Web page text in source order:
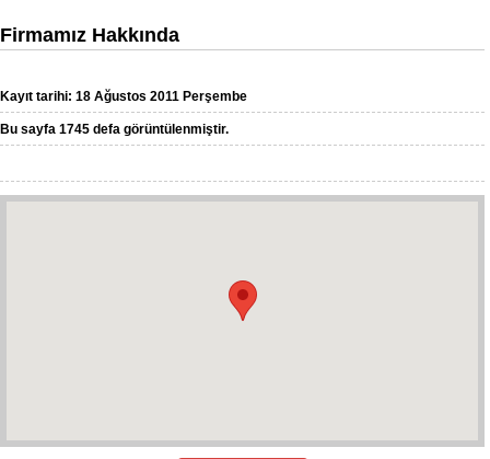
Firmamız Hakkında
Kayıt tarihi: 18 Ağustos 2011 Perşembe
Bu sayfa 1745 defa görüntülenmiştir.